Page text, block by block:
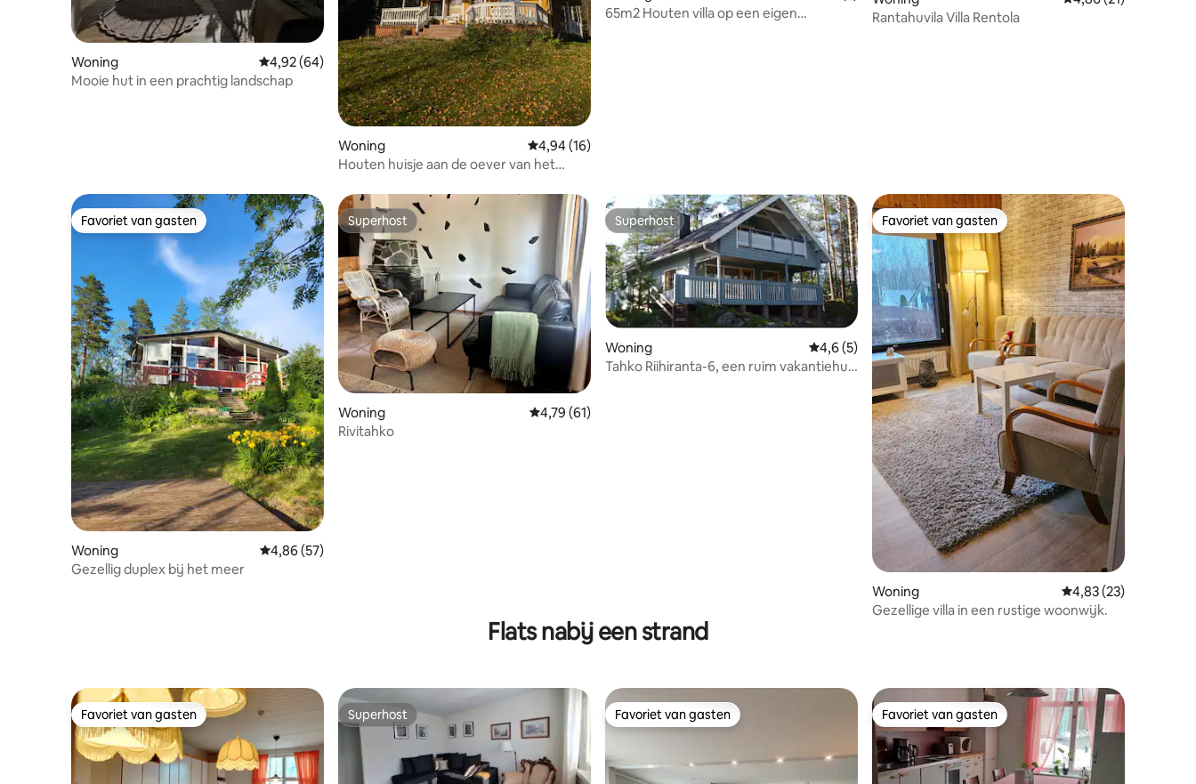
Woning Gemiddelde beoordeling van 4,92 uit 5, 64 recensies
4,92 (64)
Mooie hut in een prachtig landschap
Woning Gemiddelde beoordeling van 4,94 uit 5, 16 recensies
4,94 (16)
Houten huisje aan de oever van het
65m2 Houten villa op een eigen
Rantahuvila Villa Rentola
Favoriet van gasten
Favoriet van gasten
Woning Gemiddelde beoordeling van 4,86 uit 5, 57 recensies
4,86 (57)
Gezellig duplex bij het meer
Superhost
Superhost
Woning Gemiddelde beoordeling van 4,79 uit 5, 61 recensies
4,79 (61)
Rivitahko
Superhost
Superhost
Woning Gemiddelde beoordeling van 4,6 uit 5, 5 recensies
4,6 (5)
Tahko Riihiranta-6, een ruim vakantiehuis
Favoriet van gasten
Favoriet van gasten
Woning Gemiddelde
4,83 (23)
Gezellige villa in een rustige woonwijk.
Flats nabij een strand
Favoriet van gasten
Favoriet van gasten Superhost
Superhost Favoriet van gasten
Favoriet van gasten Favoriet van gasten
Favoriet van gasten